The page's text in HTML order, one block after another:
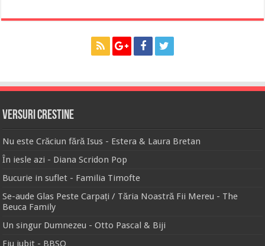
Versuri Crestine
Nu este Crăciun fără Isus - Estera & Laura Bretan
În iesle azi - Diana Scridon Pop
Bucurie in suflet - Familia Timofte
Se-aude Glas Peste Carpați / Tăria Noastră Fii Mereu - The
Beuca Family
Un singur Dumnezeu - Otto Pascal & Biji
Fiu iubit - BBSO